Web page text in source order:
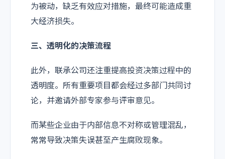
为被动，缺乏有效应对措施，最终可能造成重
大经济损失。
三、透明化的决策流程
此外，联承公司还注重提高投资决策过程中的
透明度。所有重要项目都会经过多部门共同讨
论，并邀请外部专家参与评审意见。
而某些企业由于内部信息不对称或管理混乱，
常常导致决策失误甚至产生腐败现象。